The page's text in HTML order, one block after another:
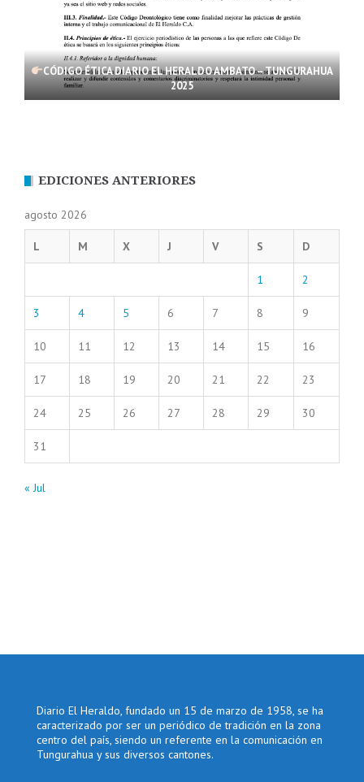
CÓDIGO ÉTICA DIARIO EL HERALDO AMBATO – TUNGURAHUA
2025
EDICIONES ANTERIORES
agosto 2026
L M X J V S D
1 2
3 4 5 6 7 8 9
10 11 12 13 14 15 16
17 18 19 20 21 22 23
24 25 26 27 28 29 30
31
« Jul
Diario El Heraldo, fundado un 15 de marzo de 1958, se ha
caracterizado por ser un periódico de tradición en la zona
centro del país, siendo un referente en la comunicación en
Tungurahua y sus diversos cantones.